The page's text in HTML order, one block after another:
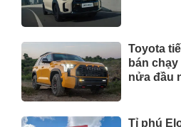
Toyota
bán
nửa đầu
Tỉ phú